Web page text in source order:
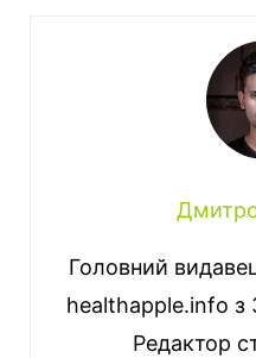
Головний
healthapple.info з
Редактор